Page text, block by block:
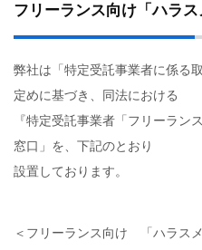
フリーランス向け「ハラス
弊社は「特定受託事業者に係る
定めに基づき、同法における
『特定受託事業者「フリーラン
窓口」を、下記のとおり
設置しております。
＜フリーランス向け 「ハラス